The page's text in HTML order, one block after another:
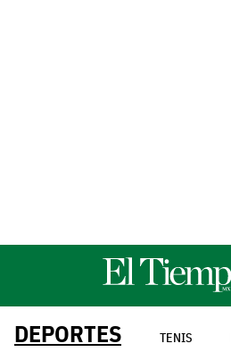
DEPORTES TENIS